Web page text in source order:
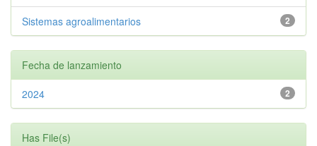
2
Sistemas agroalimentarios
Fecha de lanzamiento
2
2024
Has File(s)